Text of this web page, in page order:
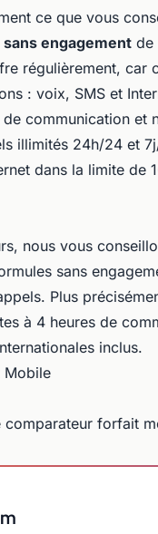
ce que vous
sans engagement de
régulièrement, car
: voix, SMS et
communication et
illimités 24h/24 et
dans la limite de
nous vous
sans
Plus
à 4 heures de
inclus.
Mobile
comparateur forfait